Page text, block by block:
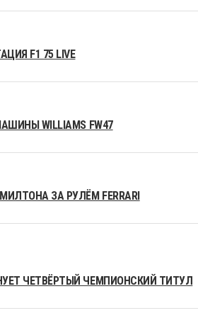
F1 75 LIVE
WILLIAMS FW47
ЗА РУЛЁМ FERRARI
ЧЕТВЁРТЫЙ ЧЕМПИОНСКИЙ ТИТУЛ